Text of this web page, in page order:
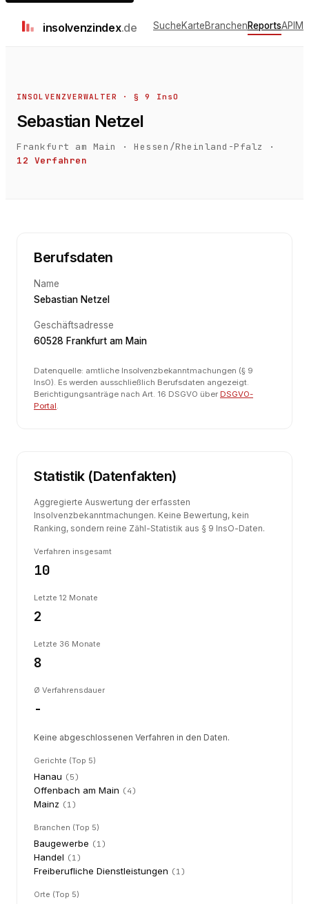
insolvenzindex.de SucheKarteBranchenReportsAPI
INSOLVENZVERWALTER · § 9 InsO
Sebastian Netzel
Frankfurt am Main ·Hessen/Rheinland-Pfalz
·
12 Verfahren
Berufsdaten
Name
Sebastian Netzel
Geschäftsadresse
60528 Frankfurt am Main
Datenquelle: amtliche Insolvenzbekanntmachungen (§ 9
InsO). Es werden ausschließlich Berufsdaten angezeigt.
Berichtigungsanträge nach Art. 16 DSGVO über DSGVO-
Portal.
Statistik (Datenfakten)
Aggregierte Auswertung der erfassten
Insolvenzbekanntmachungen. Keine Bewertung, kein
Ranking, sondern reine Zähl-Statistik aus § 9 InsO-Daten.
Verfahren insgesamt
10
Letzte 12 Monate
2
Letzte 36 Monate
8
Ø Verfahrensdauer
-
Keine abgeschlossenen Verfahren in den Daten.
Gerichte (Top 5)
Hanau (5)
Offenbach am Main (4)
Mainz (1)
Branchen (Top 5)
Baugewerbe (1)
Handel (1)
Freiberufliche Dienstleistungen (1)
Orte (Top 5)